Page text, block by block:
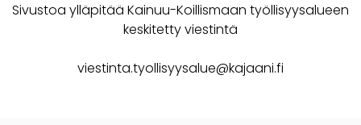
Sivustoa ylläpitää Kainuu-Koillismaan työllisyysalueen
keskitetty viestintä
viestinta.tyollisyysalue@kajaani.fi